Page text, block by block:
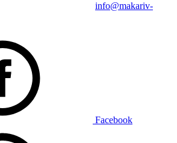
info@makariv-
Facebook